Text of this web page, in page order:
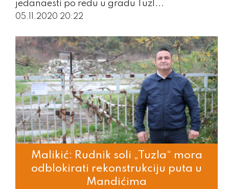
jedanaesti po redu u gradu Tuzl...
05.11.2020 20:22
Malikić: Rudnik soli „Tuzla“ mora
odblokirati rekonstrukciju puta u
Mandićima